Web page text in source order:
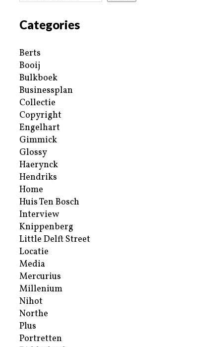
Categories
Berts
Booij
Bulkboek
Businessplan
Collectie
Copyright
Engelhart
Gimmick
Glossy
Haerynck
Hendriks
Home
Huis Ten Bosch
Interview
Knippenberg
Little Delft Street
Locatie
Media
Mercurius
Millenium
Nihot
Northe
Plus
Portretten